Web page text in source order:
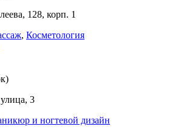
128, корп. 1
, Косметология
3
и ногтевой дизайн